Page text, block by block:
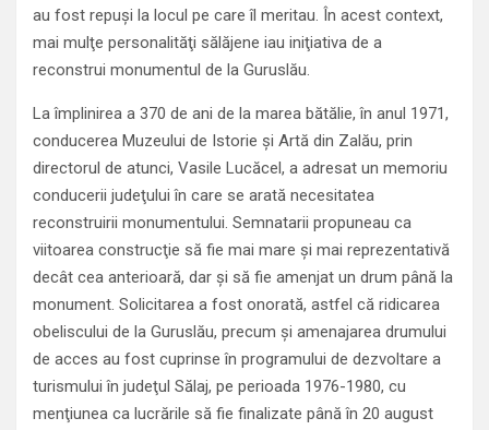
au fost repuşi la locul pe care îl meritau. În acest context,
mai mulţe personalităţi sălăjene iau iniţiativa de a
reconstrui monumentul de la Guruslău.
La împlinirea a 370 de ani de la marea bătălie, în anul 1971,
conducerea Muzeului de Istorie şi Artă din Zalău, prin
directorul de atunci, Vasile Lucăcel, a adresat un memoriu
conducerii judeţului în care se arată necesitatea
reconstruirii monumentului. Semnatarii propuneau ca
viitoarea construcţie să fie mai mare şi mai reprezentativă
decât cea anterioară, dar şi să fie amenjat un drum până la
monument. Solicitarea a fost onorată, astfel că ridicarea
obeliscului de la Guruslău, precum şi amenajarea drumului
de acces au fost cuprinse în programului de dezvoltare a
turismului în judeţul Sălaj, pe perioada 1976-1980, cu
menţiunea ca lucrările să fie finalizate până în 20 august